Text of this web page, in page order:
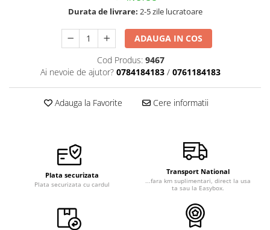
Halate medicale polar - unisex
Saboti medicali
Durata de livrare: 2-5 zile lucratoare
ADAUGA IN COS
Cod Produs: 9467
Ai nevoie de ajutor? 0784184183 / 0761184183
Adauga la Favorite Cere informatii
Plata securizata
Plata securizata cu cardul
Transport National
...fara km suplimentari, direct la usa
ta sau la Easybox.